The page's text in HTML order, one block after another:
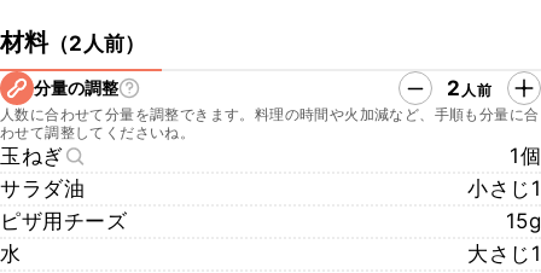
材料（2人前）
分量の調整 2 人前
人数に合わせて分量を調整できます。料理の時間や火加減など、手順も分量に合
わせて調整してくださいね。
玉ねぎ
1個
サラダ油
小さじ1
ピザ用チーズ
15g
水
大さじ1